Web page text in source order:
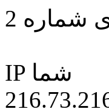
شماره 2
IP شما